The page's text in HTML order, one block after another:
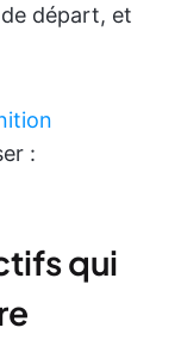
départ, et
:
qui